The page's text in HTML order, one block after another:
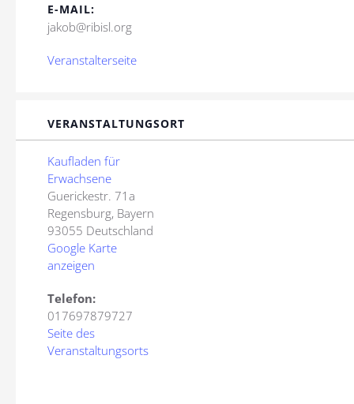
E-MAIL:
jakob@ribisl.org
Veranstalterseite
VERANSTALTUNGSORT
Kaufladen für
Erwachsene
Guerickestr. 71a
Regensburg, Bayern
93055 Deutschland
Google Karte
anzeigen
Telefon:
017697879727
Seite des
Veranstaltungsorts